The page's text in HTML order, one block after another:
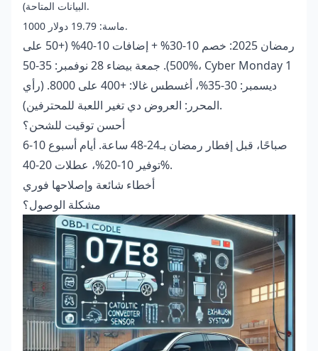
البيانات المتاحة).
1000 ماسة: 19.79 دولار.
رمضان 2025: خصم 10-30% + إضافات 10-40% (+50 على
500). جمعة بيضاء 28 نوفمبر: 35-50%، Cyber Monday 1
ديسمبر: 30-35%، أغسطس غالا: +400 على 8000. (رأي
المحرر: العروض دي تغير اللعبة للمحترفين).
أحسن توقيت للشحن؟
6-10 صباحًا، قبل إفطار رمضان بـ24-48 ساعة. أيام أسبوع
توفير 10-20%، عطلات 20-40%.
أخطاء شائعة وإصلاحها فوري
مشكلة الوصول؟